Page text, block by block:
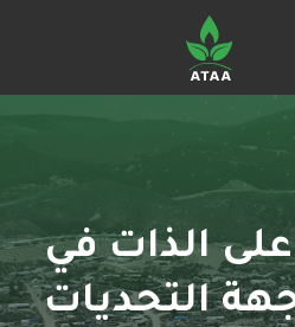
على الذات في
التحديات